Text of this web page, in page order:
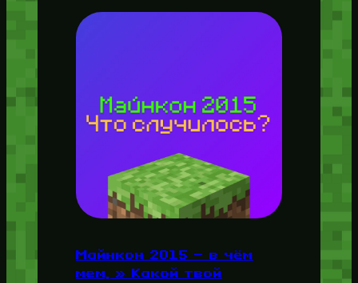
Майнкон 2015 — в чём
мем, » Какой твой